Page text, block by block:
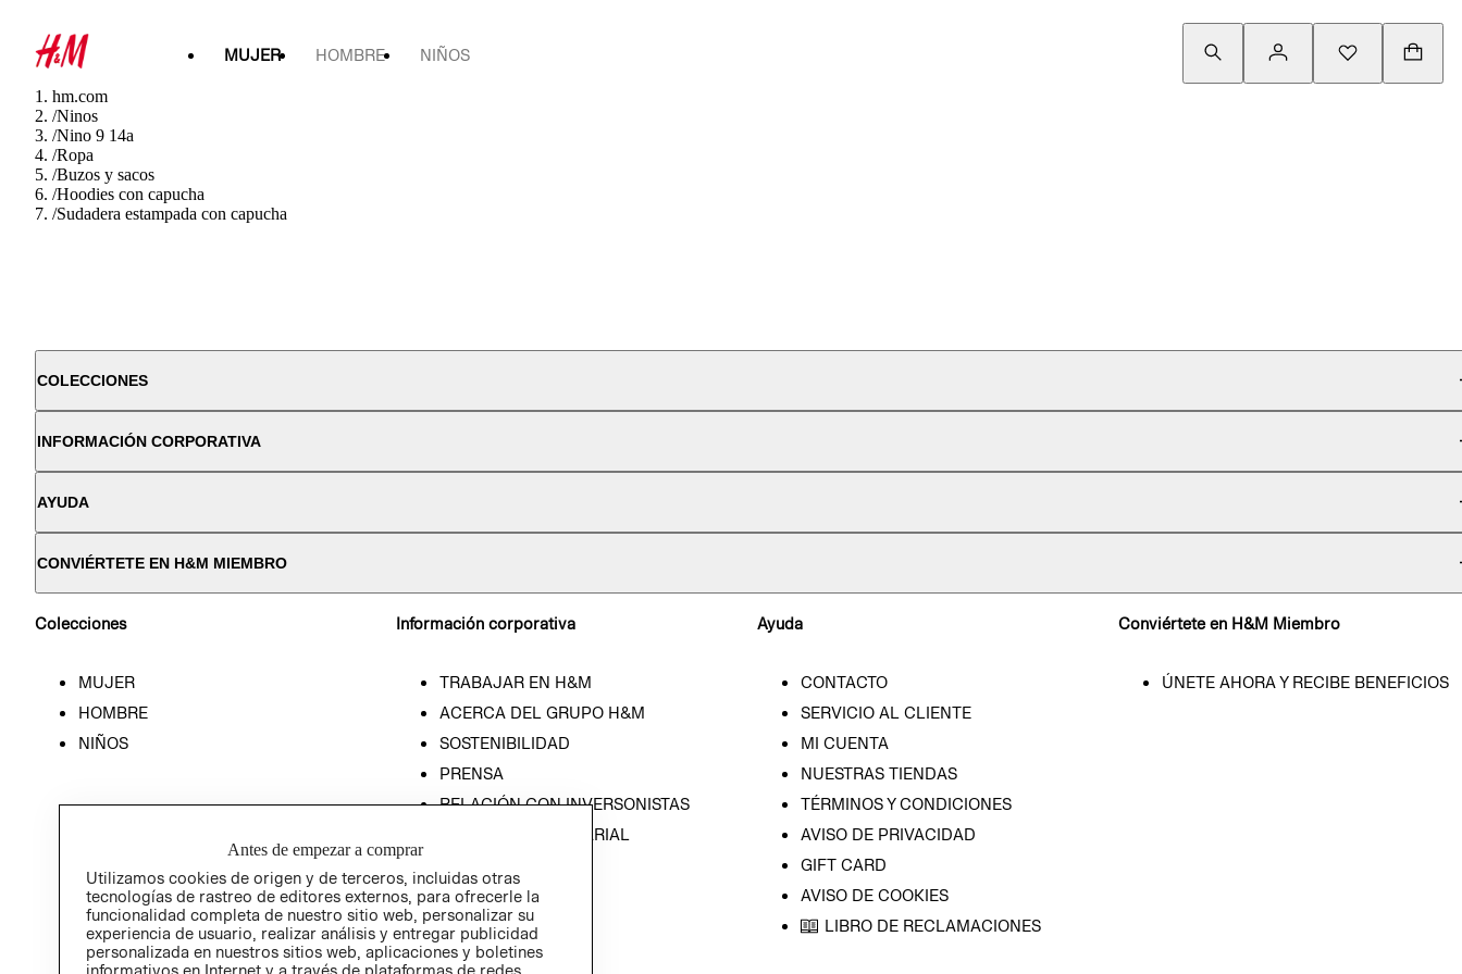
MUJER HOMBRE NIÑOS
hm.com
/Ninos
/Nino 9 14a
/Ropa
/Buzos y sacos
/Hoodies con capucha
/Sudadera estampada con capucha
COLECCIONES
INFORMACIÓN CORPORATIVA
AYUDA
CONVIÉRTETE EN H&M MIEMBRO
Colecciones
MUJER
HOMBRE
NIÑOS
Información corporativa
TRABAJAR EN H&M
ACERCA DEL GRUPO H&M
SOSTENIBILIDAD
PRENSA
RELACIÓN CON INVERSONISTAS
POLÍTICA EMPRESARIAL
Ayuda
CONTACTO
SERVICIO AL CLIENTE
MI CUENTA
NUESTRAS TIENDAS
TÉRMINOS Y CONDICIONES
AVISO DE PRIVACIDAD
GIFT CARD
AVISO DE COOKIES
LIBRO DE RECLAMACIONES
Conviértete en H&M Miembro
ÚNETE AHORA Y RECIBE BENEFICIOS
Antes de empezar a comprar
Utilizamos cookies de origen y de terceros, incluidas otras
tecnologías de rastreo de editores externos, para ofrecerle la
funcionalidad completa de nuestro sitio web, personalizar su
experiencia de usuario, realizar análisis y entregar publicidad
personalizada en nuestros sitios web, aplicaciones y boletines
informativos en Internet y a través de plataformas de redes